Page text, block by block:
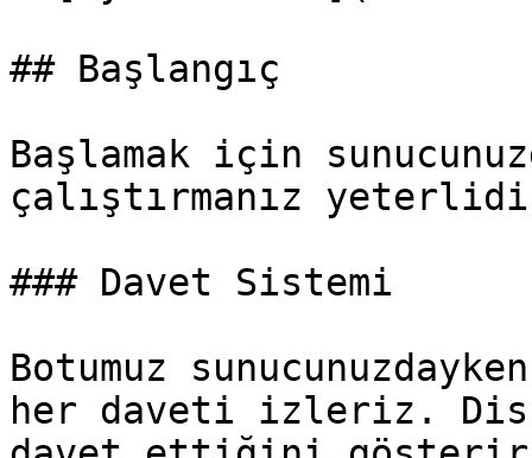
## Başlangıç
Başlamak için
çalıştırmanız
### Davet Sistemi
Botumuz
her daveti izleriz.